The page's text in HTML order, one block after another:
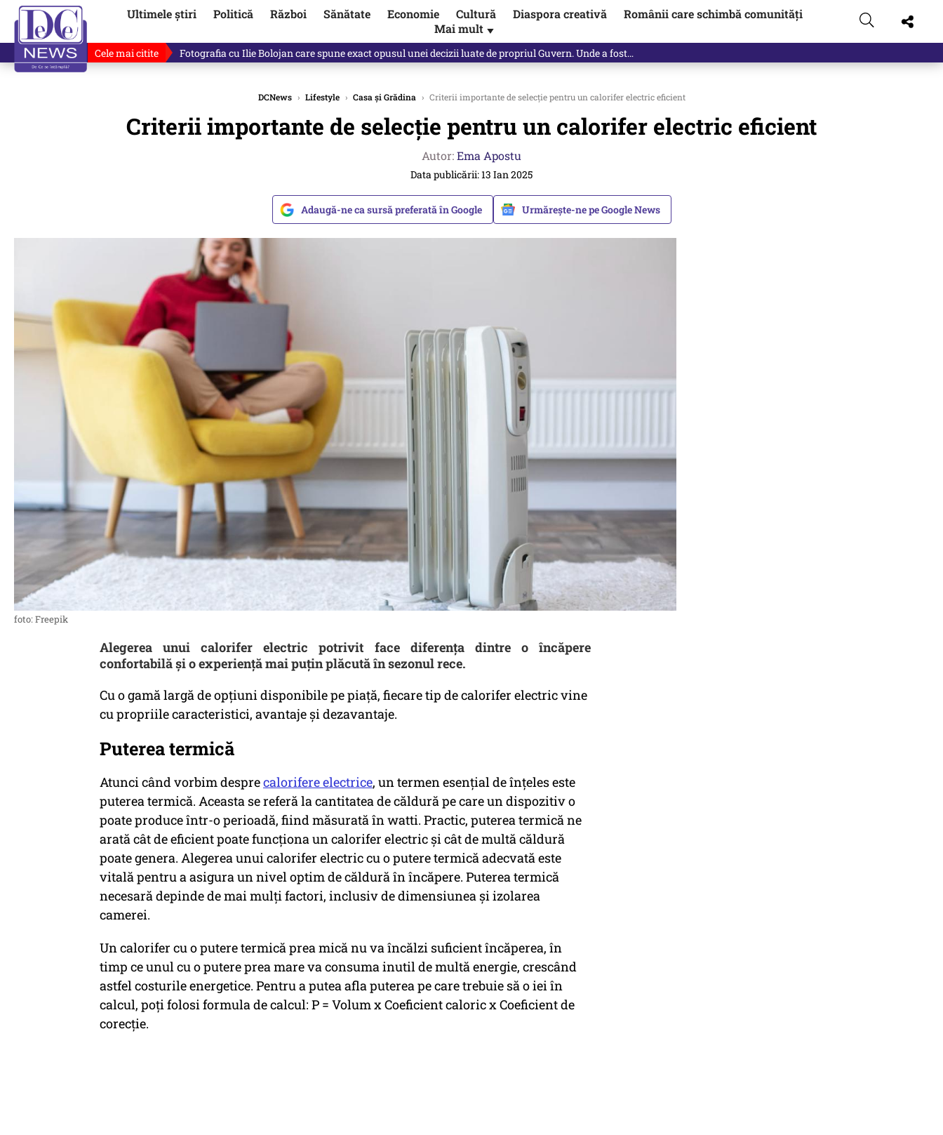
Ultimele știri Politică Război Sănătate Economie Cultură Diaspora creativă
Românii care schimbă comunități
Mai mult ▼
Cele mai citite Răzvan Dumitrescu îi cere scuze, public, lui Ilie Bolojan / video
DCNews › Lifestyle › Casa și Grădina › Criterii importante de selecție pentru un calorifer electric eficient
Criterii importante de selecție pentru un calorifer electric eficient
Autor:Ema Apostu
Data publicării: 13 Ian 2025
Adaugă-ne ca sursă preferată în Google Urmărește-ne pe Google News
foto: Freepik
Alegerea unui calorifer electric potrivit face diferența dintre o încăpere
confortabilă și o experiență mai puțin plăcută în sezonul rece.
Cu o gamă largă de opțiuni disponibile pe piață, fiecare tip de calorifer electric vine
cu propriile caracteristici, avantaje și dezavantaje.
Puterea termică
Atunci când vorbim desprecalorifere electrice, un termen esențial de înțeles este
puterea termică. Aceasta se referă la cantitatea de căldură pe care un dispozitiv o
poate produce într-o perioadă, fiind măsurată în watti. Practic, puterea termică ne
arată cât de eficient poate funcționa un calorifer electric și cât de multă căldură
poate genera. Alegerea unui calorifer electric cu o putere termică adecvată este
vitală pentru a asigura un nivel optim de căldură în încăpere. Puterea termică
necesară depinde de mai mulți factori, inclusiv de dimensiunea și izolarea
camerei.
Un calorifer cu o putere termică prea mică nu va încălzi suficient încăperea, în
timp ce unul cu o putere prea mare va consuma inutil de multă energie, crescând
astfel costurile energetice. Pentru a putea afla puterea pe care trebuie să o iei în
calcul, poți folosi formula de calcul: P = Volum x Coeficient caloric x Coeficient de
corecție.